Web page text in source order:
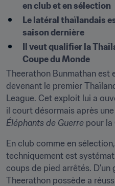
en club et en sélection
Le latéral thaïlandais
saison dernière
Il veut qualifier la
Coupe du Monde
Theerathon Bunmathan est
devenant le premier
League. Cet exploit lui a
Éléphants de Guerre pour la
En club comme en
techniquement est
coups de pied arrêtés.
Theerathon possède a